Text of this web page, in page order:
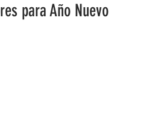
para Año Nuevo